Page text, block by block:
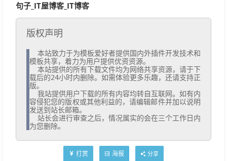
句子_IT屋博客_IT博客
版权声明
模板共享，着力为用户提供优资资源。
载后的24小时内删除。如需体验更多乐趣，还请支持正
版。
容侵犯您的版权或其他利益的，请编辑邮件并加以说明
发送到站长邮箱。
为您删除。
打赏 海报 分享